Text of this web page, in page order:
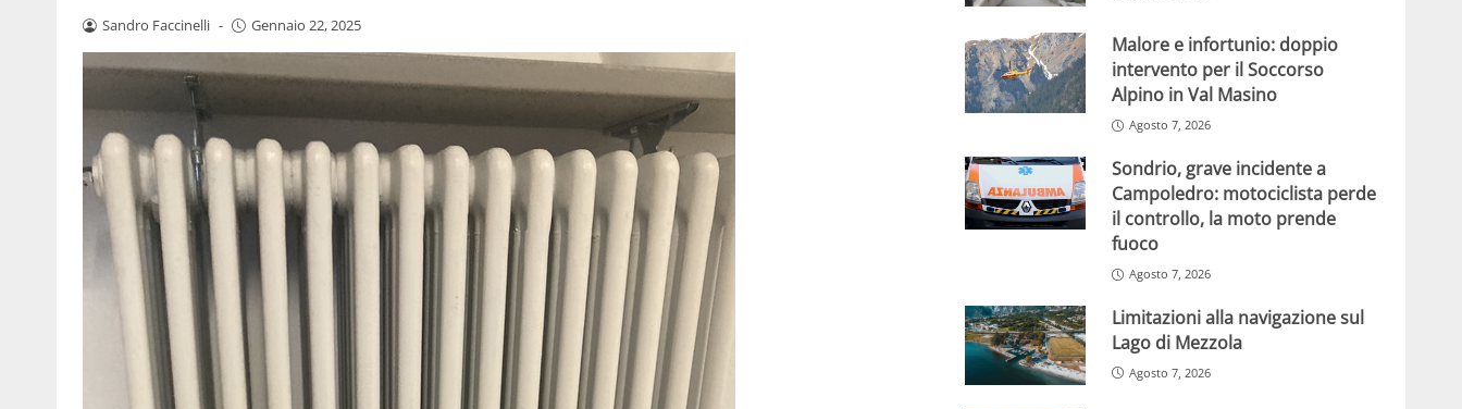
Sandro Faccinelli - Gennaio 22, 2025
Malore e infortunio: doppio
intervento per il Soccorso
Alpino in Val Masino
Agosto 7, 2026
Sondrio, grave incidente a
Campoledro: motociclista perde
il controllo, la moto prende
fuoco
Agosto 7, 2026
Limitazioni alla navigazione sul
Lago di Mezzola
Agosto 7, 2026